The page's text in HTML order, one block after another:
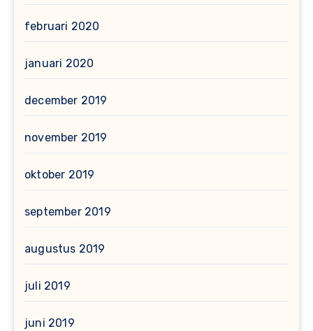
februari 2020
januari 2020
december 2019
november 2019
oktober 2019
september 2019
augustus 2019
juli 2019
juni 2019